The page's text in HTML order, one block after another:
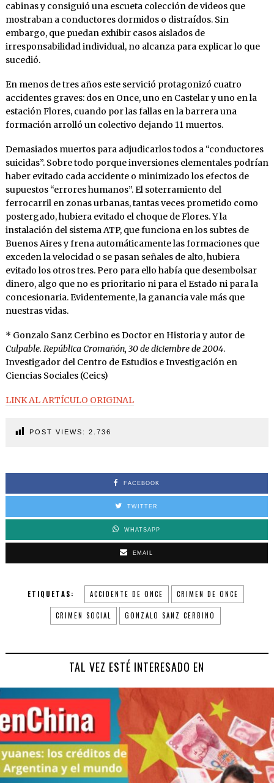
cabinas y consiguió una escueta colección de videos que
mostraban a conductores dormidos o distraídos. Sin
embargo, que puedan exhibir casos aislados de
irresponsabilidad individual, no alcanza para explicar lo que
sucedió.
En menos de tres años este servició protagonizó cuatro
accidentes graves: dos en Once, uno en Castelar y uno en la
estación Flores, cuando por las fallas en la barrera una
formación arrolló un colectivo dejando 11 muertos.
Demasiados muertos para adjudicarlos todos a “conductores
suicidas”. Sobre todo porque inversiones elementales podrían
haber evitado cada accidente o minimizado los efectos de
supuestos “errores humanos”. El soterramiento del
ferrocarril en zonas urbanas, tantas veces prometido como
postergado, hubiera evitado el choque de Flores. Y la
instalación del sistema ATP, que funciona en los subtes de
Buenos Aires y frena automáticamente las formaciones que
exceden la velocidad o se pasan señales de alto, hubiera
evitado los otros tres. Pero para ello había que desembolsar
dinero, algo que no es prioritario ni para el Estado ni para la
concesionaria. Evidentemente, la ganancia vale más que
nuestras vidas.
* Gonzalo Sanz Cerbino es Doctor en Historia y autor de
Culpable. República Cromañón, 30 de diciembre de 2004.
Investigador del Centro de Estudios e Investigación en
Ciencias Sociales (Ceics)
LINK AL ARTÍCULO ORIGINAL
POST VIEWS: 2.736
FACEBOOK
TWITTER
WHATSAPP
EMAIL
ETIQUETAS: ACCIDENTE DE ONCE CRIMEN DE ONCE
CRIMEN SOCIAL GONZALO SANZ CERBINO
TAL VEZ ESTÉ INTERESADO EN